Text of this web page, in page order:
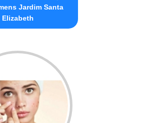
Jardim Santa
Elizabeth